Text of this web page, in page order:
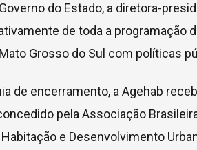
do Estado, a diretora-
de toda a
Grosso do Sul com políticas
de encerramento, a Agehab
pela Associação
e Desenvolvimento